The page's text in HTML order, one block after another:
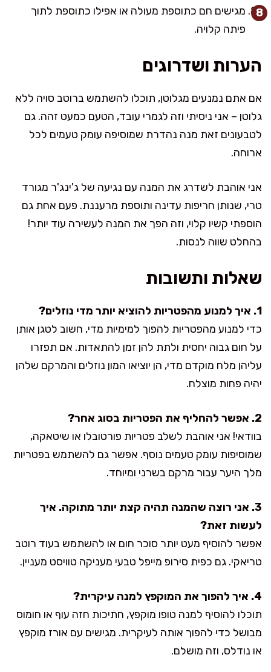
מגישים חם כתוספת מעולה או אפילו כתוספת לתוך
פיתה קלויה.
הערות ושדרוגים
אם אתם נמנעים מגלוטן, תוכלו להשתמש ברוטב סויה ללא
גלוטן – אני ניסיתי וזה לגמרי עובד, הטעם כמעט זהה. גם
לטבעונים זאת מנה נהדרת שמוסיפה עומק טעמים לכל
ארוחה.
אני אוהבת לשדרג את המנה עם נגיעה של ג'ינג'ר מגורד
טרי, שנותן חריפות עדינה ותוספת מרעננת. פעם אחת גם
הוספתי קשיו קלוי, וזה הפך את המנה לעשירה עוד יותר!
בהחלט שווה לנסות.
שאלות ותשובות
1. איך למנוע מהפטריות להוציא יותר מדי נוזלים?
כדי למנוע מהפטריות להפוך למימיות מדי, חשוב לטגן אותן
על חום גבוה יחסית ולתת להן זמן להתאדות. אם תפזרו
עליהן מלח מוקדם מדי, הן יוציאו המון נוזלים והמרקם שלהן
יהיה פחות מוצלח.
2. אפשר להחליף את הפטריות בסוג אחר?
בוודאי! אני אוהבת לשלב פטריות פורטובלו או שיטאקה,
שמוסיפות עומק טעמים נוסף. אפשר גם להשתמש בפטריות
מלך היער עבור מרקם בשרני ומיוחד.
3. אני רוצה שהמנה תהיה קצת יותר מתוקה. איך
לעשות זאת?
אפשר להוסיף מעט יותר סוכר חום או להשתמש בעוד רוטב
טריאקי. גם כפית סירופ מייפל טבעי מעניקה טוויסט מעניין.
4. איך להפוך את המוקפץ למנה עיקרית?
תוכלו להוסיף למנה טופו מוקפץ, חתיכות חזה עוף או חומוס
מבושל כדי להפוך אותה לעיקרית. מגישים עם אורז מוקפץ
או נודלס, וזה מושלם.